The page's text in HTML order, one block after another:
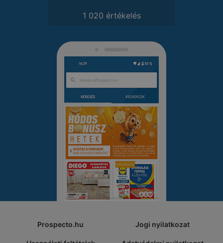
1 020 értékelés
Prospecto.hu Jogi nyilatkozat